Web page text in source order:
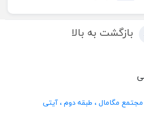
بازگشت به بالا
، فاز 2 ، مجتمع مگامال ، طبقه دوم ، آیتی